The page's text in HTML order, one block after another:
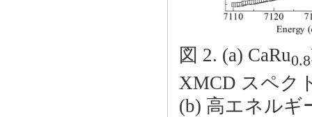
図 2. (a) CaRu0.8
XMCD スペク
(b) 高エネルギ